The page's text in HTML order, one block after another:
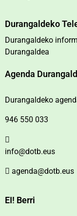
Durangaldeko
Durangaldeko
Durangaldea
Agenda
Durangaldeko
946 550 033
info@dotb.eus
agenda@dotb.eus
EI! Berri